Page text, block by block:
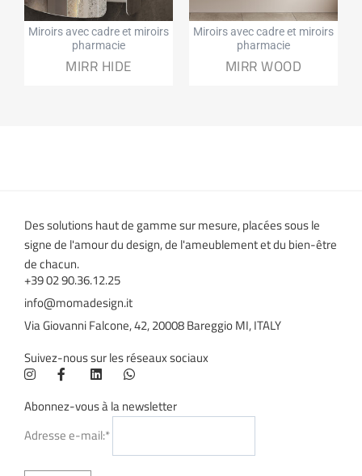
Miroirs avec cadre et miroirs
pharmacie
MIRR HIDE
Miroirs avec cadre et miroirs
pharmacie
MIRR WOOD
Des solutions haut de gamme sur mesure, placées sous le
signe de l'amour du design, de l'ameublement et du bien-être
de chacun.
+39 02 90.36.12.25
info@momadesign.it
Via Giovanni Falcone, 42, 20008 Bareggio MI, ITALY
Suivez-nous sur les réseaux sociaux
Abonnez-vous à la newsletter
Adresse e-mail:*